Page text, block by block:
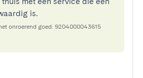
is.
onroerend goed: 9204000043615